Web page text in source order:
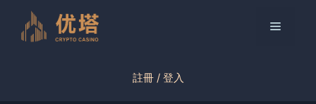
菜
註冊 / 登入